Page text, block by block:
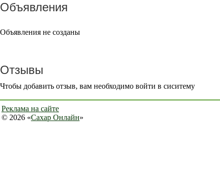
Объявления
Объявления не созданы
Отзывы
Чтобы добавить отзыв, вам необходимо войти в сиситему
Реклама на сайте
© 2026 «Сахар Онлайн»